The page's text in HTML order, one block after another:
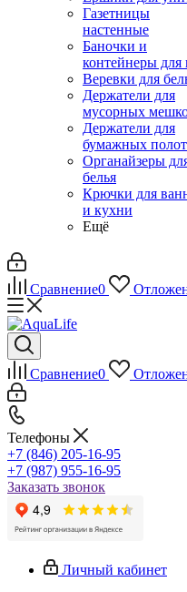
Газетницы
настенные
Баночки и
контейнеры для
Веревки для
Держатели для
мусорных
Держатели для
бумажных
Органайзеры
белья
Крючки для
и кухни
Ещё
Сравнение0
Сравнение0
Телефоны
+7 (846) 205-16-95
+7 (987) 955-16-95
Заказать звонок
Личный кабинет